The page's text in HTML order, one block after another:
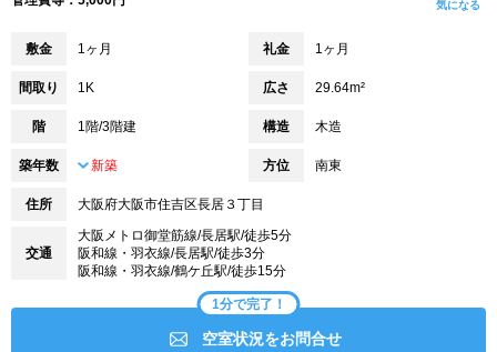
気になる
敷金 1ヶ月 礼金 1ヶ月
間取り 1K 広さ 29.64m²
階 1階/3階建 構造 木造
築年数 新築 方位 南東
住所 大阪府大阪市住吉区長居３丁目
交通
大阪メトロ御堂筋線/長居駅/徒歩5分
阪和線・羽衣線/長居駅/徒歩3分
阪和線・羽衣線/鶴ケ丘駅/徒歩15分
1分で完了！
空室状況をお問合せ